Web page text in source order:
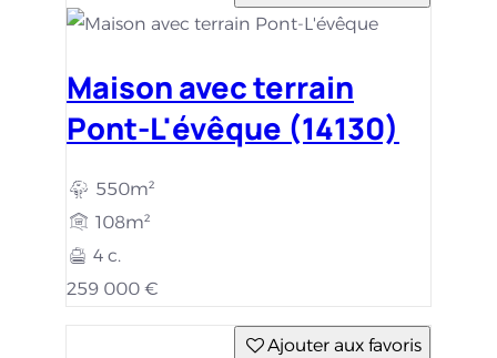
Maison avec terrain
Pont-L'évêque (14130)
550m²
108m²
4 c.
259 000 €
Ajouter aux favoris